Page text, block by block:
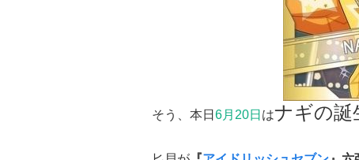
そう、本日 6月20日 はナギの誕